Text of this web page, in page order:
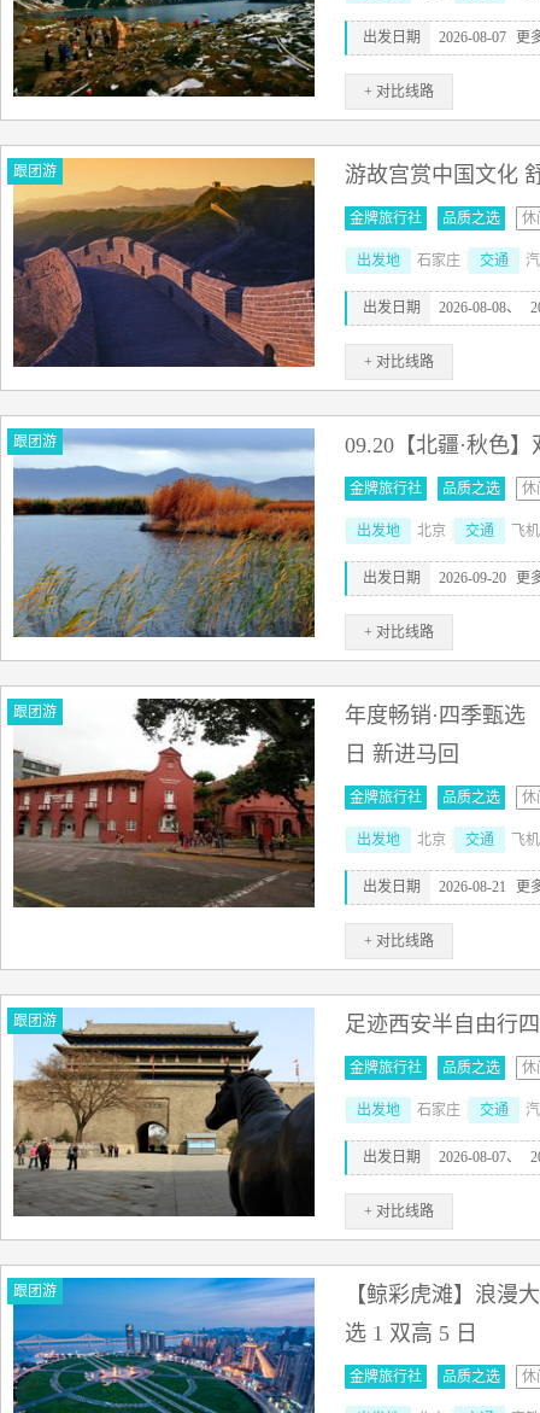
出发日期 2026-08-07 更
+ 对比线路
跟团游 游故宫赏中国文化
金牌旅行社 品质之选 休
出发地 石家庄 交通
出发日期 2026-08-08、
+ 对比线路
跟团游 09.20【北疆·秋色】
金牌旅行社 品质之选 休
出发地 北京 交通 飞
出发日期 2026-09-20 更
+ 对比线路
跟团游
年度畅销·四季甄选
日 新进马回
金牌旅行社 品质之选 休
出发地 北京 交通 飞
出发日期 2026-08-21 更
+ 对比线路
跟团游 足迹西安半自由行
金牌旅行社 品质之选 休
出发地 石家庄 交通
出发日期 2026-08-07、
+ 对比线路
跟团游
【鲸彩虎滩】浪漫
选 1 双高 5 日
金牌旅行社 品质之选 休